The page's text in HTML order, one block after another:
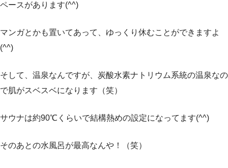
ペースがあります(^^)
マンガとかも置いてあって、ゆっくり休むことができますよ
(^^)
そして、温泉なんですが、炭酸水素ナトリウム系統の温泉なの
で肌がスベスベになります（笑）
サウナは約90℃くらいで結構熱めの設定になってます(^^)
そのあとの水風呂が最高なんや！（笑）